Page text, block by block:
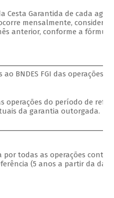
Cesta Garantida de cada
mensalmente,
anterior, conforme a
ao BNDES FGI das operações
operações do período de
da garantia outorgada.
por todas as operações
(5 anos a partir da data